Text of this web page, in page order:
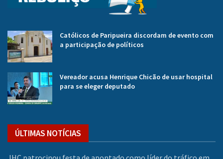
Católicos de Paripueira discordam de evento com
a participação de políticos
Vereador acusa Henrique Chicão de usar hospital
para se eleger deputado
ÚLTIMAS NOTÍCIAS